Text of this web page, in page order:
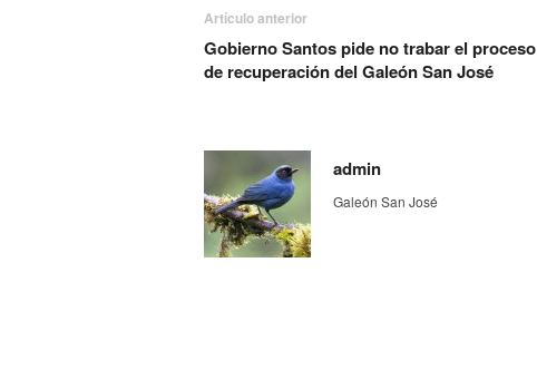
Artículo anterior
Gobierno Santos pide no trabar el proceso
de recuperación del Galeón San José
admin
Galeón San José